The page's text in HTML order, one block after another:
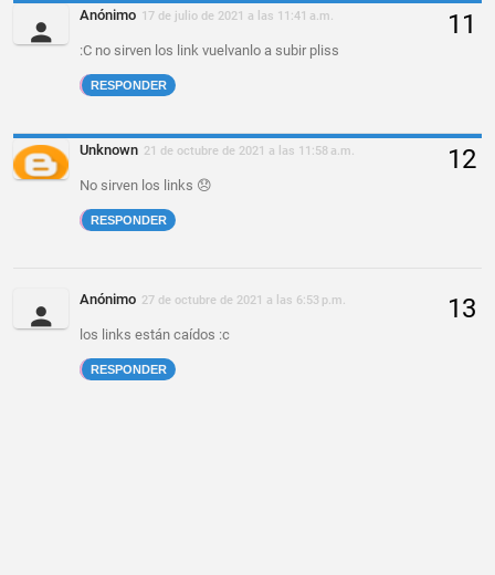
Anónimo 17 de julio de 2021 a las 11:41 a.m.
:C no sirven los link vuelvanlo a subir pliss
RESPONDER
Unknown 21 de octubre de 2021 a las 11:58 a.m.
No sirven los links 😞
RESPONDER
Anónimo 27 de octubre de 2021 a las 6:53 p.m.
los links están caídos :c
RESPONDER